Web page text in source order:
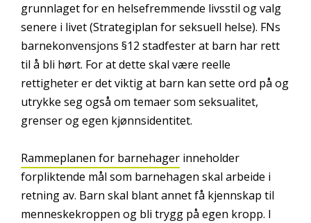
grunnlaget for en helsefremmende livsstil og valg
senere i livet (Strategiplan for seksuell helse). FNs
barnekonvensjons §12 stadfester at barn har rett
til å bli hørt. For at dette skal være reelle
rettigheter er det viktig at barn kan sette ord på og
utrykke seg også om temaer som seksualitet,
grenser og egen kjønnsidentitet.
Rammeplanen for barnehager inneholder
forpliktende mål som barnehagen skal arbeide i
retning av. Barn skal blant annet få kjennskap til
menneskekroppen og bli trygg på egen kropp. I